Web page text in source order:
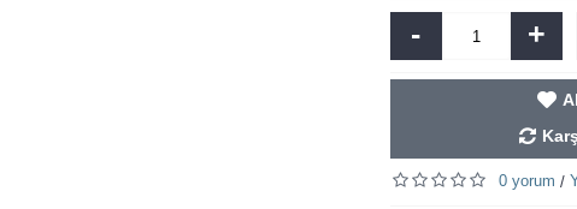
- +
0 yorum /